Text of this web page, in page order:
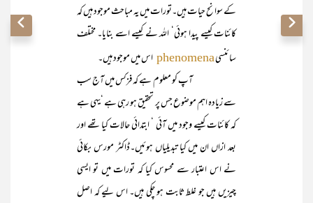
کے سوانح حیات ہیں۔تورات میں یہ مباحث موجود ہیں کہ
کائنات کیسے پیدا ہوئی‘ اللہ نے کیسے اسے بنایا۔ مختلف
سائنسیphenomena اس میں موجود ہیں۔
آپ کو معلوم ہے کہ فزکس میں آج سب
سے زیادہ اہم موضوع جس پر تحقیق ہو رہی ہے ‘یہی ہے
کہ کائنات کیسے وجود میں آئی ‘ ابتدائی حالات کیا تھے اور
بعد ازاں ان میں کیا تبدیلیاں ہوئیں۔ڈاکٹر مورس بکائی
نے اس اعتبار سے محسوس کیا کہ تورات میں تو ایسی
چیزیں ہیں جو غلط ثابت ہو چکی ہیں۔ اس لیے کہ اصل